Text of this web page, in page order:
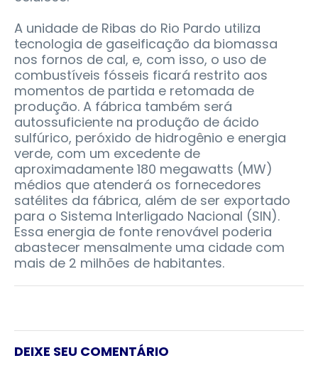
A unidade de Ribas do Rio Pardo utiliza
tecnologia de gaseificação da biomassa
nos fornos de cal, e, com isso, o uso de
combustíveis fósseis ficará restrito aos
momentos de partida e retomada de
produção. A fábrica também será
autossuficiente na produção de ácido
sulfúrico, peróxido de hidrogênio e energia
verde, com um excedente de
aproximadamente 180 megawatts (MW)
médios que atenderá os fornecedores
satélites da fábrica, além de ser exportado
para o Sistema Interligado Nacional (SIN).
Essa energia de fonte renovável poderia
abastecer mensalmente uma cidade com
mais de 2 milhões de habitantes.
DEIXE SEU COMENTÁRIO